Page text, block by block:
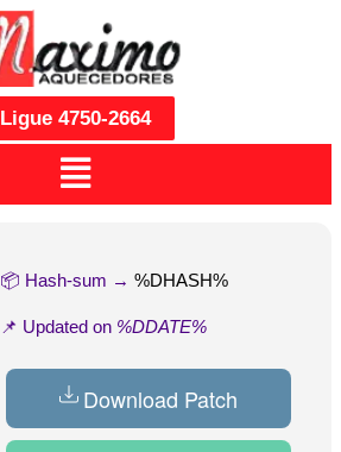
Ligue 4750-2664
📦 Hash-sum → %DHASH%
📌 Updated on %DDATE%
Download Patch